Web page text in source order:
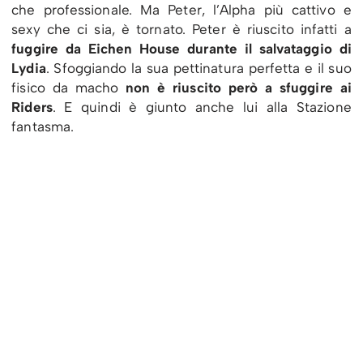
che professionale. Ma Peter, l’Alpha più cattivo e
sexy che ci sia, è tornato. Peter è riuscito infatti a
fuggire da Eichen House durante il salvataggio di
Lydia. Sfoggiando la sua pettinatura perfetta e il suo
fisico da macho non è riuscito però a sfuggire ai
Riders. E quindi è giunto anche lui alla Stazione
fantasma.